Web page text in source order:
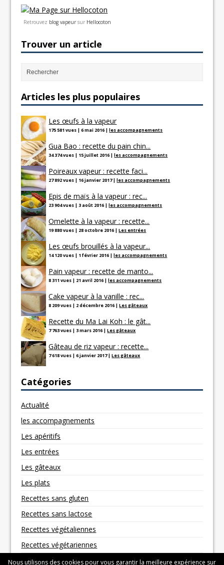
Retrouvez blog vapeur sur Hellocoton
Trouver un article
Articles les plus populaires
Les œufs à la vapeur
175 581 vues |6 mai 2016 |les accompagnements
Gua Bao : recette du pain chin...
34 374 vues | 15 juillet 2016 |les accompagnements
Poireaux vapeur : recette faci...
27 892 vues | 16 janvier 2017|les accompagnements
Epis de maïs à la vapeur : rec...
23 904 vues |3 août 2016 |les accompagnements
Omelette à la vapeur : recette...
19 880 vues | 28 octobre 2016 |Les entrées
Les œufs brouillés à la vapeur...
14 120 vues | 1 février 2016 |les accompagnements
Pain vapeur : recette de manto...
8 311 vues | 21 avril 2016 |les accompagnements
Cake vapeur à la vanille : rec...
8 209 vues | 2 décembre 2016 |Les gâteaux
Recette du Ma Lai Koh : le gât...
7 763 vues |3 mars 2016 |Les gâteaux
Gâteau de riz vapeur : recette...
7 618 vues |6 janvier 2017|Les gâteaux
Catégories
Actualité
les accompagnements
Les apéritifs
Les entrées
Les gâteaux
Les plats
Recettes sans gluten
Recettes sans lactose
Recettes végétaliennes
Recettes végétariennes
Nous utilisons des cookies pour vous garantir la meilleure expérience sur